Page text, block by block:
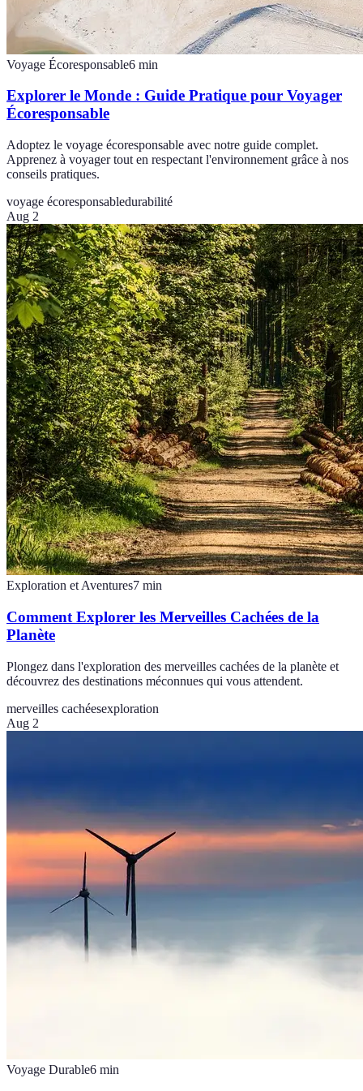
Voyage Écoresponsable6 min
Explorer le Monde : Guide Pratique pour Voyager
Écoresponsable
Adoptez le voyage écoresponsable avec notre guide complet.
Apprenez à voyager tout en respectant l'environnement grâce à nos
conseils pratiques.
voyage écoresponsabledurabilité
Aug 2
Exploration et Aventures7 min
Comment Explorer les Merveilles Cachées de la
Planète
Plongez dans l'exploration des merveilles cachées de la planète et
découvrez des destinations méconnues qui vous attendent.
merveilles cachéesexploration
Aug 2
Voyage Durable6 min